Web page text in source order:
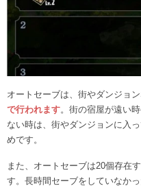
オートセーブは、街やダンジョ
で行われます。街の宿屋が遠い
ない時は、街やダンジョンに入
めです。
また、オートセーブは20個存在
す。長時間セーブをしていなか